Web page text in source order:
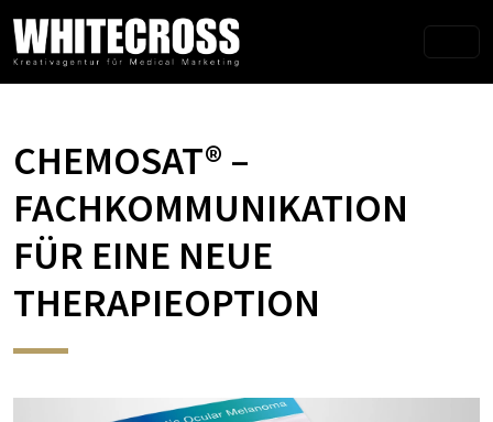
CHEMOSAT® –
FACHKOMMUNIKATION
FÜR EINE NEUE
THERAPIEOPTION